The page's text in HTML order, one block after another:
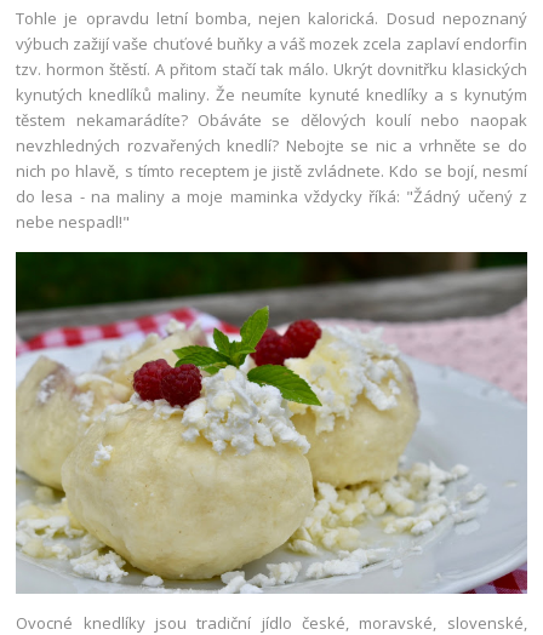
Tohle je opravdu letní bomba, nejen kalorická. Dosud nepoznaný
výbuch zažijí vaše chuťové buňky a váš mozek zcela zaplaví endorfin
tzv. hormon štěstí. A přitom stačí tak málo. Ukrýt dovnitřku klasických
kynutých knedlíků maliny. Že neumíte kynuté knedlíky a s kynutým
těstem nekamarádíte? Obáváte se dělových koulí nebo naopak
nevzhledných rozvařených knedlí? Nebojte se nic a vrhněte se do
nich po hlavě, s tímto receptem je jistě zvládnete. Kdo se bojí, nesmí
do lesa - na maliny a moje maminka vždycky říká: "Žádný učený z
nebe nespadl!"
Ovocné knedlíky jsou tradiční jídlo české, moravské, slovenské,